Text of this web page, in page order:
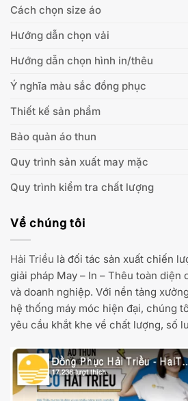
Cách chọn size áo
Hướng dẫn chọn vải
Hướng dẫn chọn hình in/thêu
Ý nghĩa màu sắc đồng phục
Thiết kế sản phẩm
Bảo quản áo thun
Quy trình sản xuất may mặc
Quy trình kiểm tra chất lượng
Về chúng tôi
Hải Triều là đối tác sản xuất chiến
giải pháp May – In – Thêu toàn diện
và doanh nghiệp. Với nền tảng
hệ thống máy móc hiện đại, chúng
yêu cầu khắt khe về chất lượng, số